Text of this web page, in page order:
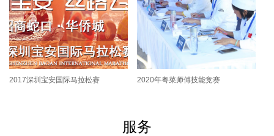
2017深圳宝安国际马拉松赛 2020年粤菜师傅技能竞赛
服务